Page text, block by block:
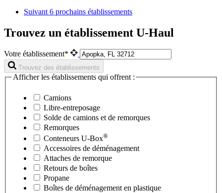
Suivant 6 prochains établissements
Trouvez un établissement U-Haul
Votre établissement*
Trouvez des établissements
Afficher les établissements qui offrent :
Camions
Libre-entreposage
Solde de camions et de remorques
Remorques
Conteneurs U-Box®
Accessoires de déménagement
Attaches de remorque
Retours de boîtes
Propane
Boîtes de déménagement en plastique